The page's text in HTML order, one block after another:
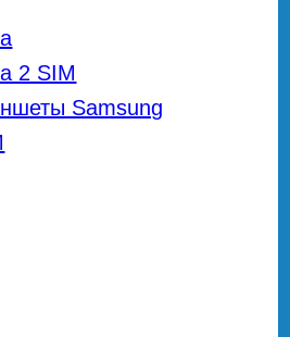
2 SIM
Samsung